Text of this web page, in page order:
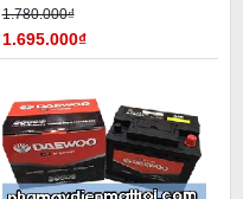
1.780.000₫
1.695.000₫